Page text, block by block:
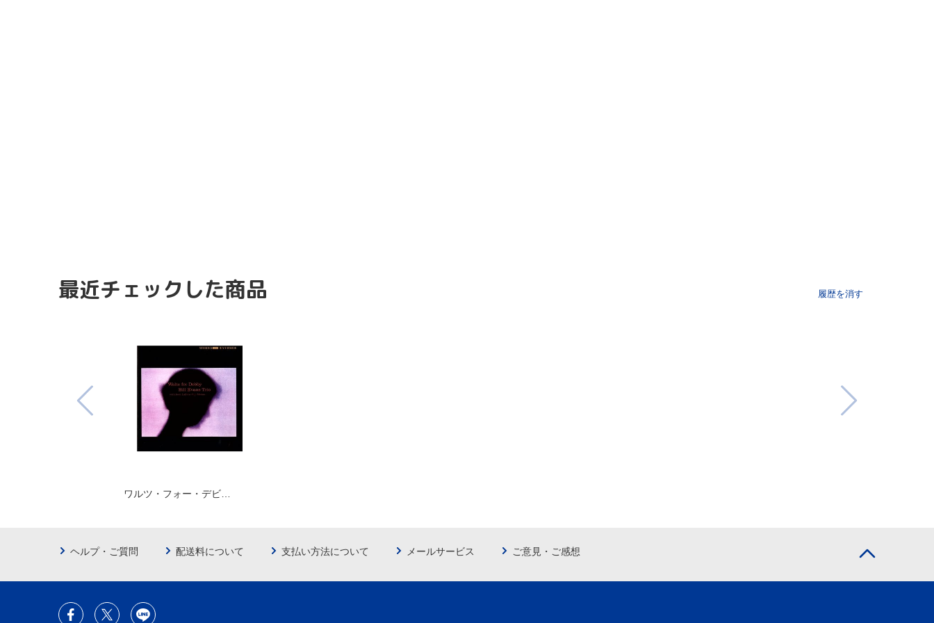
最近チェックした商品 履歴を消す
ワルツ・フォー・デビ…
ヘルプ・ご質問 配送料について 支払い方法について メールサービス ご意見・ご感想